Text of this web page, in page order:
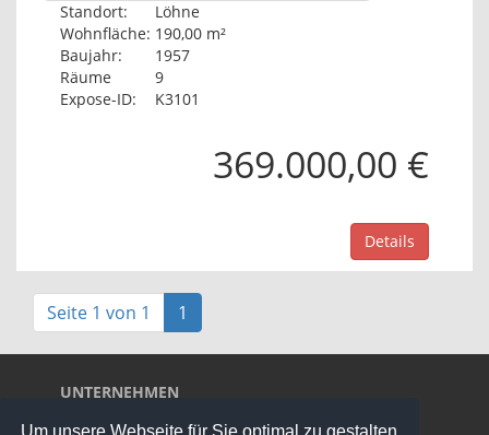
Um unsere Webseite für Sie optimal zu gestalten
Standort:
Löhne
Wohnfläche: 190,00 m²
Baujahr:
1957
Räume
9
Expose-ID:
K3101
369.000,00 €
Details
Seite 1 von 1 1
UNTERNEHMEN
Über uns